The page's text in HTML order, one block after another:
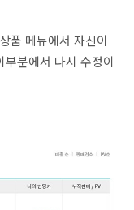
품 메뉴에서 자신이
분에서 다시 수정이